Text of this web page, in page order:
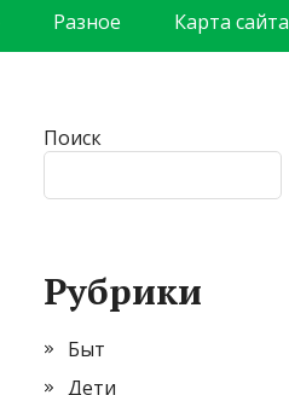
Разное Карта сайта
Поиск
Рубрики
Быт
Дети